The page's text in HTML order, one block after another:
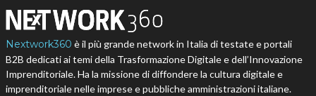
Nextwork360 è il più grande network in Italia di testate e portali
B2B dedicati ai temi della Trasformazione Digitale e dell’Innovazione
Imprenditoriale. Ha la missione di diffondere la cultura digitale e
imprenditoriale nelle imprese e pubbliche amministrazioni italiane.